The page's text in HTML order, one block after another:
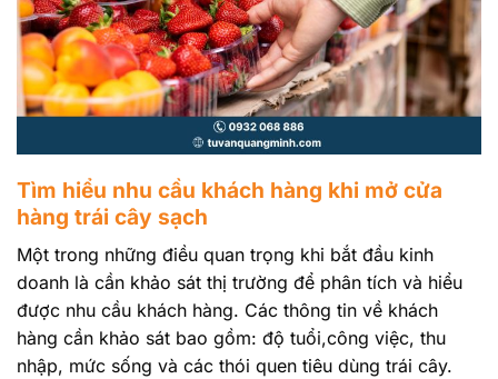
Tìm hiểu nhu cầu khách hàng khi mở cửa
hàng trái cây sạch
Một trong những điều quan trọng khi bắt đầu kinh
doanh là cần khảo sát thị trường để phân tích và hiểu
được nhu cầu khách hàng. Các thông tin về khách
hàng cần khảo sát bao gồm: độ tuổi,công việc, thu
nhập, mức sống và các thói quen tiêu dùng trái cây.